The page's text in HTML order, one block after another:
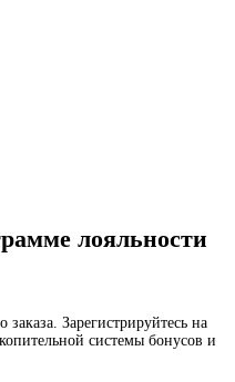
лояльности
Зарегистрируйтесь на
системы бонусов и